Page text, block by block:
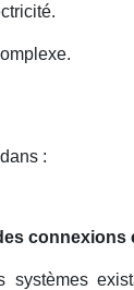
:
connexions
systèmes